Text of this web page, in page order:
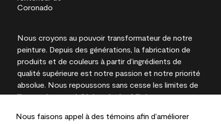
Nous faisons appel à des témoins afin d’améliorer
Nous croyons au pouvoir transformateur de notre
peinture. Depuis des générations, la fabrication de
produits et de couleurs à partir d’ingrédients de
qualité supérieure est notre passion et notre priorité
absolue. Nous repoussons sans cesse les limites de
l’innovation et privilégions la durabilité pour
l’expertise locale.